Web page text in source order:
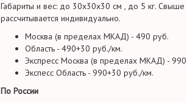
Габариты и вес: до 30х30х30 см , до 5 кг. Свыше
рассчитывается индивидуально.
Москва (в пределах МКАД) - 490 руб.
Область - 490+30 руб./км.
Экспресс Москва (в пределах МКАД) -
Экспесс Область - 990+30 руб./км.
По России